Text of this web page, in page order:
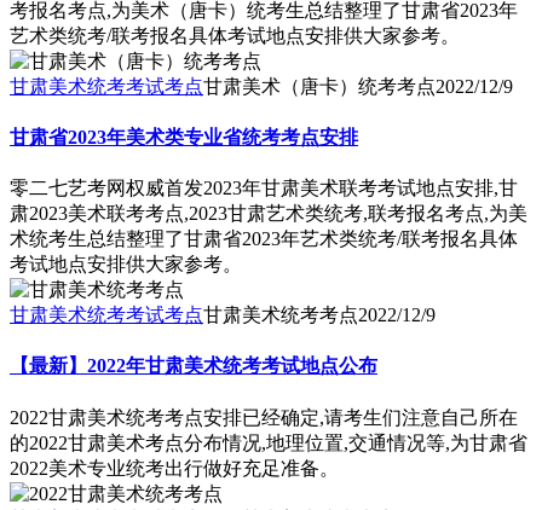
考报名考点,为美术（唐卡）统考生总结整理了甘肃省2023年
艺术类统考/联考报名具体考试地点安排供大家参考。
甘肃美术统考考试考点甘肃美术（唐卡）统考考点2022/12/9
甘肃省2023年美术类专业省统考考点安排
零二七艺考网权威首发2023年甘肃美术联考考试地点安排,甘
肃2023美术联考考点,2023甘肃艺术类统考,联考报名考点,为美
术统考生总结整理了甘肃省2023年艺术类统考/联考报名具体
考试地点安排供大家参考。
甘肃美术统考考试考点甘肃美术统考考点2022/12/9
【最新】2022年甘肃美术统考考试地点公布
2022甘肃美术统考考点安排已经确定,请考生们注意自己所在
的2022甘肃美术考点分布情况,地理位置,交通情况等,为甘肃省
2022美术专业统考出行做好充足准备。